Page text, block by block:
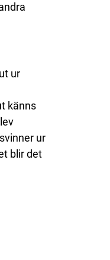
ur
känns
ur
blir det